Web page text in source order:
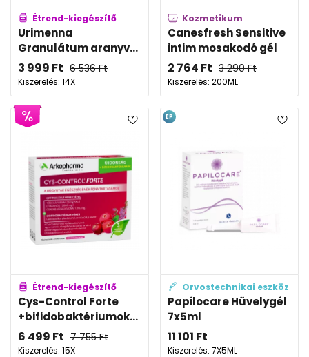
Étrend-kiegészítő
Urimenna
Granulátum aranyv...
3 999 Ft 6 536Ft
Kiszerelés: 14X
Kozmetikum
Canesfresh Sensitive
intim mosakodó gél
2 764 Ft 3 290Ft
Kiszerelés: 200ML
Étrend-kiegészítő
Cys-Control Forte
+bifidobaktériumok...
6 499 Ft 7 755Ft
Kiszerelés: 15X
Orvostechnikai eszköz
Papilocare Hüvelygél
7x5ml
11 101 Ft
Kiszerelés: 7X5ML
EP